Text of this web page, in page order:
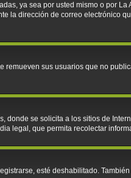
ya sea por usted mismo o por
la dirección de correo electrónico
sus usuarios que no
se solicita a los sitios de
legal, que permita recolectar
esté deshabilitado.